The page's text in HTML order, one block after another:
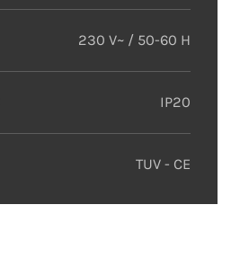
230 V~ / 50-60 H
IP20
TUV - CE